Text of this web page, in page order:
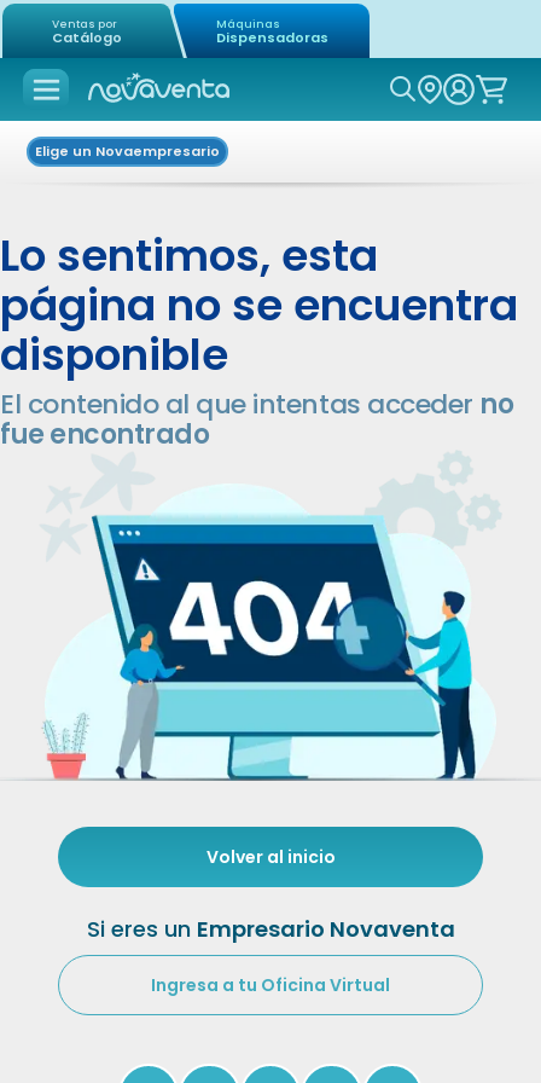
Ventas por
Catálogo
Máquinas
Dispensadoras
Icon of
Elige un Novaempresario
Lo sentimos, esta
página no se encuentra
disponible
El contenido al que intentas acceder no
fue encontrado
Volver al inicio
Si eres un Empresario Novaventa
Ingresa a tu Oficina Virtual